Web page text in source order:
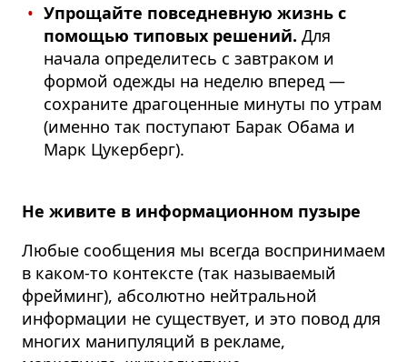
Упрощайте повседневную жизнь с
помощью типовых решений. Для
начала определитесь с завтраком и
формой одежды на неделю вперед —
сохраните драгоценные минуты по утрам
(именно так поступают Барак Обама и
Марк Цукерберг).
Не живите в информационном пузыре
Любые сообщения мы всегда воспринимаем
в каком-то контексте (так называемый
фрейминг), абсолютно нейтральной
информации не существует, и это повод для
многих манипуляций в рекламе,